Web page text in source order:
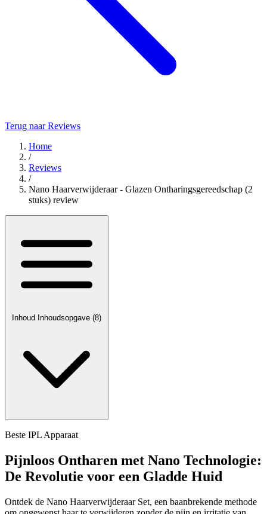
Terug naar Reviews
Home
/
Reviews
/
Nano Haarverwijderaar - Glazen Ontharingsgereedschap (2
stuks) review
Inhoud Inhoudsopgave (8)
Beste IPL Apparaat
Pijnloos Ontharen met Nano Technologie:
De Revolutie voor een Gladde Huid
Ontdek de Nano Haarverwijderaar Set, een baanbrekende methode